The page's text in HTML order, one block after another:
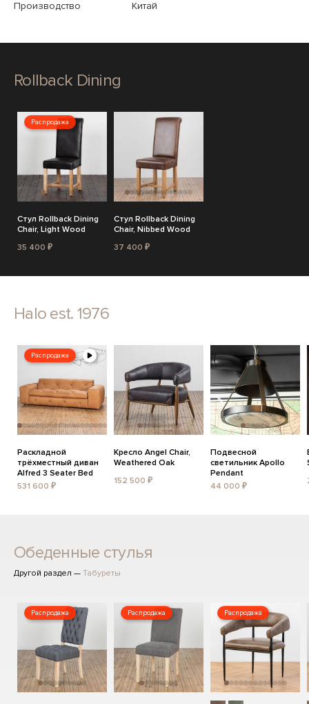
Производство Китай
Rollback Dining
Распродажа
Стул Rollback Dining
Chair, Light Wood
35 400 ₽
Стул Rollback Dining
Chair, Nibbed Wood
37 400 ₽
Halo est. 1976
Распродажа
Раскладной
трёхместный диван
Alfred 3 Seater Bed
531 600 ₽
Кресло Angel Chair,
Weathered Oak
152 500 ₽
Подвесной
светильник Apollo
Pendant
44 000 ₽
Обеденные стулья
Другой раздел — Табуреты
Распродажа Распродажа Распродажа